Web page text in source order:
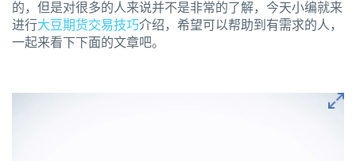
的，但是对很多的人来说并不是非常的了解，今天小编就来
进行大豆期货交易技巧介绍，希望可以帮助到有需求的人，
一起来看下下面的文章吧。